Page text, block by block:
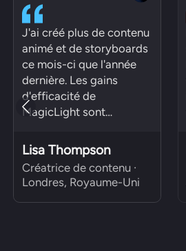
J'ai créé plus de contenu
animé et de storyboards
ce mois-ci que l'année
dernière. Les gains
d'efficacité de
MagicLight sont
Lisa Thompson
Créatrice de contenu ·
Londres, Royaume-Uni